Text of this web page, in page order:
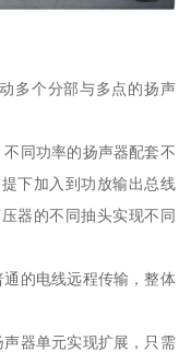
多个分部与多点的扬声
同功率的扬声器配套不
下加入到功放输出总线
器的不同抽头实现不同
的电线远程传输，整体
器单元实现扩展，只需